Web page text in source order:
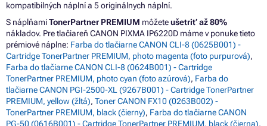
kompatibilných náplní a 5 originálnych náplní.
S náplňamiTonerPartner PREMIUM môžeteušetriť až 80%
nákladov. Pre tlačiareň CANON PIXMA IP6220D máme v ponuke tieto
prémiové náplne: Farba do tlačiarne CANON CLI-8 (0625B001) -
Cartridge TonerPartner PREMIUM, photo magenta (foto purpurová),
Farba do tlačiarne CANON CLI-8 (0624B001) - Cartridge
TonerPartner PREMIUM, photo cyan (foto azúrová), Farba do
tlačiarne CANON PGI-2500-XL (9267B001) - Cartridge TonerPartner
PREMIUM, yellow (žltá), Toner CANON FX10 (0263B002) -
TonerPartner PREMIUM, black (čierny), Farba do tlačiarne CANON
PG-50 (0616B001) - Cartridge TonerPartner PREMIUM, black (čierna),